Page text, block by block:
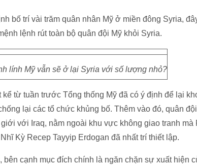
bố trí vài trăm quân nhân Mỹ ở miền đông Syria,
lệnh rút toàn bộ quân đội Mỹ khỏi Syria.
lính Mỹ vẫn sẽ ở lại Syria với số lượng nhỏ?
kể từ tuần trước Tổng thống Mỹ đã có ý định để lại
lại các tổ chức khủng bố. Thêm vào đó, quân
với Iraq, nằm ngoài khu vực không giao tranh mà
Kỳ Recep Tayyip Erdogan đã nhất trí thiết lập.
bên cạnh mục đích chính là ngăn chặn sự xuất hiện